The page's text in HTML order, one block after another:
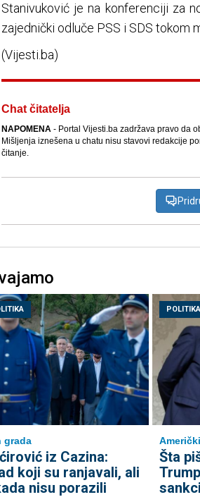
Stanivuković je na konferenciji za
zajednički odluče PSS i SDS tokom
(Vijesti.ba)
Chat čitatelja
NAPOMENA- Portal Vijesti.ba zadržava pravo da
Mišljenja iznešena u chatu nisu stavovi redakcije
čitanje.
grada
iz Cazina:
koji su ranjavali, ali
nisu porazili
POLITIKA
Šta